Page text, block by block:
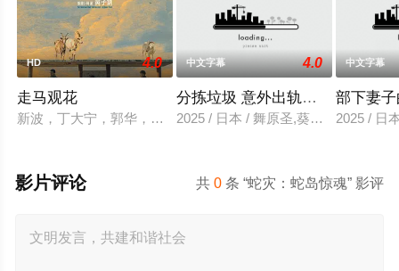
HD 4.0
走马观花
新波，丁大宁，郭华，程一木他们毕业于同一所大学。他们和
中文字幕 4.0
分拣垃圾 意外出轨性爱
2025 / 日本 / 舞原圣,葵悠太
中文字幕
部下妻
2025 / 日
共0 条 “蛇灾：蛇岛惊魂” 影评
影片评论